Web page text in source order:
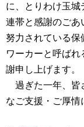
に、とりわけ玉城
連帯と感謝のごあ
努力されている保
ワーカーと呼ば
謝申し上げます。
過ぎた一年、皆
なご支援・ご厚情